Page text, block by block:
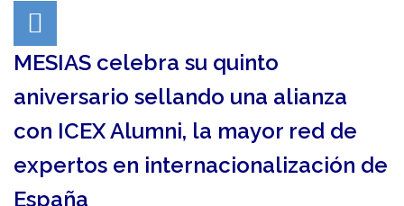
MESIAS celebra su quinto
aniversario sellando una alianza
con ICEX Alumni, la mayor red de
expertos en internacionalización de
España